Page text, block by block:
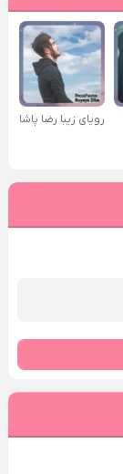
رویای زیبا رضا پاشا